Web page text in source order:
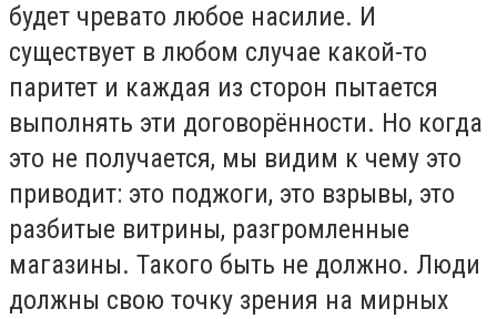
будет чревато любое насилие. И
существует в любом случае какой-то
паритет и каждая из сторон пытается
выполнять эти договорённости. Но когда
это не получается, мы видим к чему это
приводит: это поджоги, это взрывы, это
разбитые витрины, разгромленные
магазины. Такого быть не должно. Люди
должны свою точку зрения на мирных